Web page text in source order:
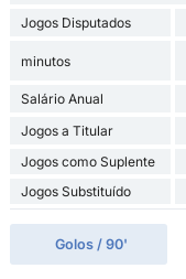
Jogos Disputados
minutos
Salário Anual
Jogos a Titular
Jogos como Suplente
Jogos Substituído
Golos / 90'